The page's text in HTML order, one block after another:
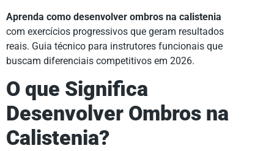
Aprenda como desenvolver ombros na calistenia
com exercícios progressivos que geram resultados
reais. Guia técnico para instrutores funcionais que
buscam diferenciais competitivos em 2026.
O que Significa
Desenvolver Ombros na
Calistenia?